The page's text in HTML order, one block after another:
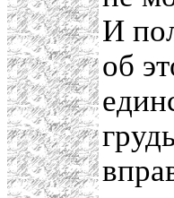
И
об